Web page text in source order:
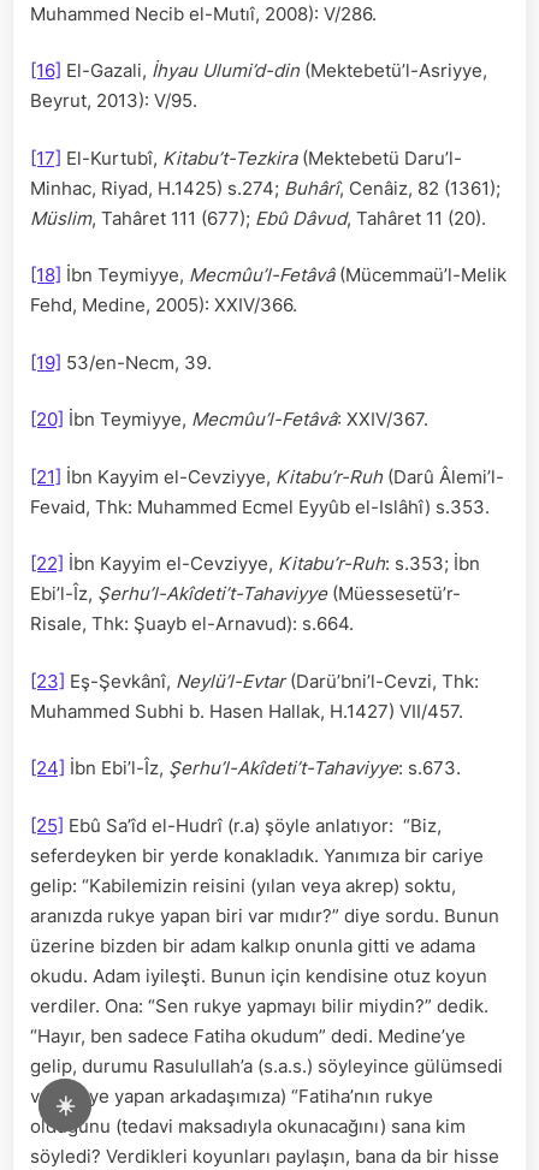
☀️
Muhammed Necib el-Mutıî, 2008): V/286.
[16] El-Gazali, İhyau Ulumi’d-din (Mektebetü’l-Asriyye,
Beyrut, 2013): V/95.
[17] El-Kurtubî, Kitabu’t-Tezkira(Mektebetü Daru’l-
Minhac, Riyad, H.1425) s.274; Buhârî, Cenâiz, 82 (1361);
Müslim, Tahâret 111 (677); Ebû Dâvud, Tahâret 11 (20).
[18] İbn Teymiyye, Mecmûu’l-Fetâvâ(Mücemmaü’l-Melik
Fehd, Medine, 2005): XXIV/366.
[19] 53/en-Necm, 39.
[20] İbn Teymiyye, Mecmûu’l-Fetâvâ: XXIV/367.
[21] İbn Kayyim el-Cevziyye, Kitabu’r-Ruh(Darû Âlemi’l-
Fevaid, Thk: Muhammed Ecmel Eyyûb el-Islâhî) s.353.
[22] İbn Kayyim el-Cevziyye, Kitabu’r-Ruh: s.353; İbn
Ebi’l-Îz, Şerhu’l-Akîdeti’t-Tahaviyye(Müessesetü’r-
Risale, Thk: Şuayb el-Arnavud): s.664.
[23] Eş-Şevkânî, Neylü’l-Evtar(Darü’bni’l-Cevzi, Thk:
Muhammed Subhi b. Hasen Hallak, H.1427) VII/457.
[24] İbn Ebi’l-Îz, Şerhu’l-Akîdeti’t-Tahaviyye: s.673.
[25] Ebû Sa’îd el-Hudrî (r.a) şöyle anlatıyor: “Biz,
seferdeyken bir yerde konakladık. Yanımıza bir cariye
gelip: “Kabilemizin reisini (yılan veya akrep) soktu,
aranızda rukye yapan biri var mıdır?” diye sordu. Bunun
üzerine bizden bir adam kalkıp onunla gitti ve adama
okudu. Adam iyileşti. Bunun için kendisine otuz koyun
verdiler. Ona: “Sen rukye yapmayı bilir miydin?” dedik.
“Hayır, ben sadece Fatiha okudum” dedi. Medine’ye
gelip, durumu Rasulullah’a (s.a.s.) söyleyince gülümsedi
ve (rukye yapan arkadaşımıza) “Fatiha’nın rukye
olduğunu (tedavi maksadıyla okunacağını) sana kim
söyledi? Verdikleri koyunları paylaşın, bana da bir hisse